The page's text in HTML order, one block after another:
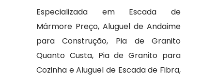
Especializada em Escada de
Mármore Preço, Aluguel de Andaime
para Construção, Pia de Granito
Quanto Custa, Pia de Granito para
Cozinha e Aluguel de Escada de Fibra,